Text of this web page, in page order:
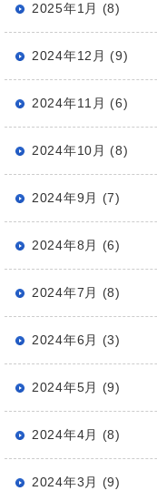
2025年1月 (8)
2024年12月 (9)
2024年11月 (6)
2024年10月 (8)
2024年9月 (7)
2024年8月 (6)
2024年7月 (8)
2024年6月 (3)
2024年5月 (9)
2024年4月 (8)
2024年3月 (9)